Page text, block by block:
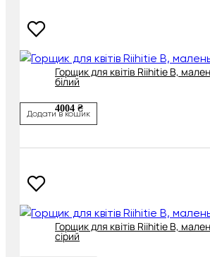
Горщик для квітів Riihitie B,
білий
4004 ₴
Додати в кошик
Горщик для квітів Riihitie B,
сірий